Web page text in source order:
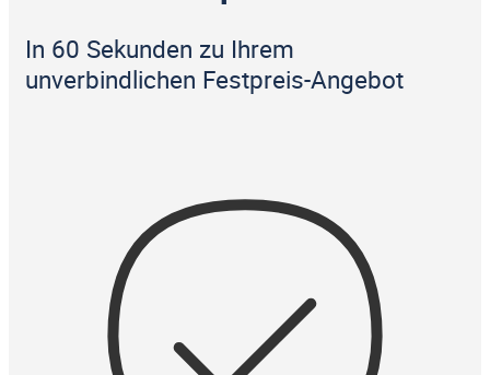
In 60 Sekunden zu Ihrem
unverbindlichen Festpreis-Angebot